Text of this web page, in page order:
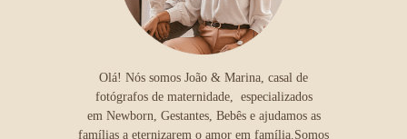
Olá! Nós somos João & Marina, casal de
fotógrafos de maternidade, especializados
em Newborn, Gestantes, Bebês e ajudamos as
famílias a eternizarem o amor em família.Somos